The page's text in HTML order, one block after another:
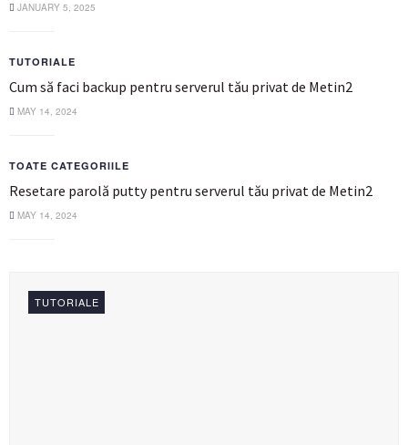
JANUARY 5, 2025
TUTORIALE
Cum să faci backup pentru serverul tău privat de Metin2
MAY 14, 2024
TOATE CATEGORIILE
Resetare parolă putty pentru serverul tău privat de Metin2
MAY 14, 2024
TUTORIALE